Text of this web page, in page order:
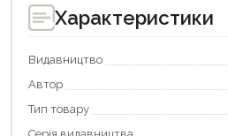
Характеристики
Видавництво
Автор
Тип товару